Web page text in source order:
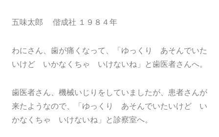
五味太郎 偕成社 １９８４年
わにさん、歯が痛くなって、「ゆっくり あそんでいた
いけど いかなくちゃ いけないね」と歯医者さんへ。
歯医者さん、機械いじりをしていましたが、患者さんが
来たようなので、「ゆっくり あそんでいたいけど い
かなくちゃ いけないね」と診察室へ。